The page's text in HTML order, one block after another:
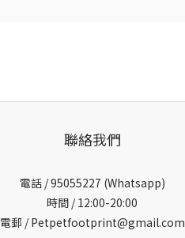
聯絡我們
電話 /95055227 (Whatsapp)
時間 / 12:00-20:00
電郵 / Petpetfootprint@gmail.com